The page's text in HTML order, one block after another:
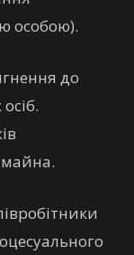
особою).
до
майна.